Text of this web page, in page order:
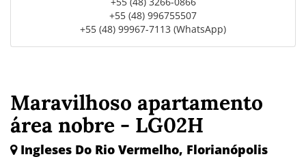
Maravilhoso apartamento
área nobre - LG02H
Ingleses Do Rio Vermelho, Florianópolis
+55 (48) 996755507
+55 (48) 99967-7113 (WhatsApp)